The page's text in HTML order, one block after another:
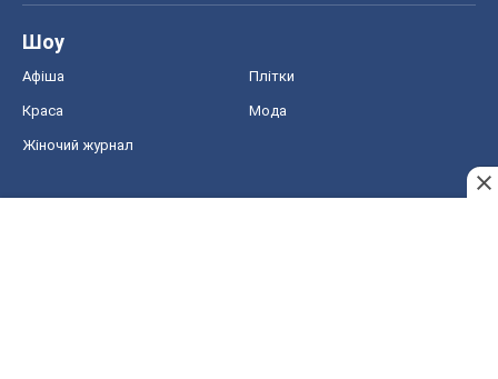
Шоу
Афіша Плітки
Краса Мода
Жіночий журнал